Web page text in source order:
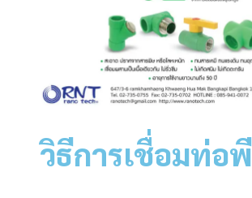
วิธีการเชื่อมท่อ